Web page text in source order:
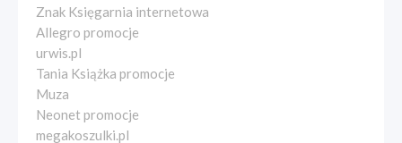
Znak Księgarnia internetowa
Allegro promocje
urwis.pl
Tania Książka promocje
Muza
Neonet promocje
megakoszulki.pl